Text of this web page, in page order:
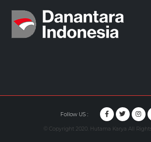
Follow US :
© Copyright 2020. Hutama Karya All